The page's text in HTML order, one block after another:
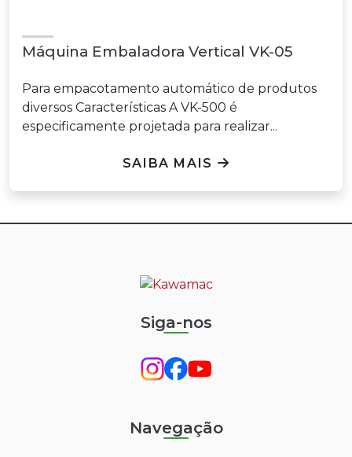
Máquina Embaladora Vertical VK-05
Para empacotamento automático de produtos
diversos Características A VK-500 é
especificamente projetada para realizar...
SAIBA MAIS
Siga-nos
Navegação